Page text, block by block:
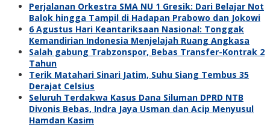
Perjalanan Orkestra SMA NU 1 Gresik: Dari Belajar Not
Balok hingga Tampil di Hadapan Prabowo dan Jokowi
6 Agustus Hari Keantariksaan Nasional: Tonggak
Kemandirian Indonesia Menjelajah Ruang Angkasa
Salah gabung Trabzonspor, Bebas Transfer-Kontrak 2
Tahun
Terik Matahari Sinari Jatim, Suhu Siang Tembus 35
Derajat Celsius
Seluruh Terdakwa Kasus Dana Siluman DPRD NTB
Divonis Bebas, Indra Jaya Usman dan Acip Menyusul
Hamdan Kasim